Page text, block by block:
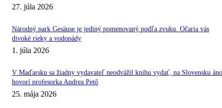
27. júla 2026
Národný park Gesäuse je jediný pomenovaný podľa zvuku. Očaria vás
divoké rieky a vodopády
1. júla 2026
V Maďarsku sa žiadny vydavateľ neodvážil knihu vydať, na Slovensku
hovorí profesorka Andrea Pető
25. mája 2026